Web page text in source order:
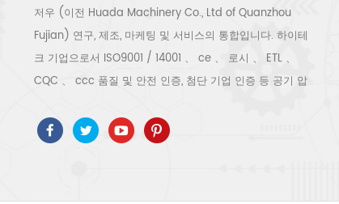
저우 (이전 Huada Machinery Co., Ltd of Quanzhou
Fujian) 연구, 제조, 마케팅 및 서비스의 통합입니다. 하이테
크 기업으로서 ISO9001 / 14001 、 ce 、 로시 、 ETL 、
CQC 、 ccc 품질 및 안전 인증, 첨단 기업 인증 등 공기 압
일 프리, 스크롤 유형, 피스톤 유형, 건조기, 필터, 배수기, 완
전한 공기 압축기 생산 라인 등이 포함됩니다. 보다 300 가